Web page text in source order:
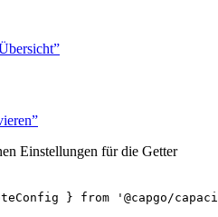
Einstellungen für die Getter
} from
'@capgo/